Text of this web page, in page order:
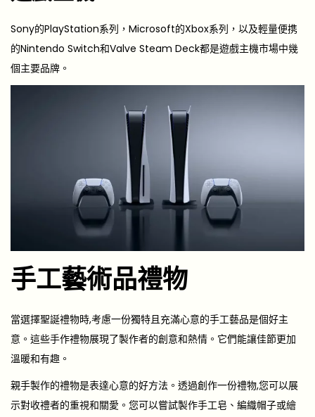
Sony的PlayStation系列，Microsoft的Xbox系列，以及輕量便携
的Nintendo Switch和Valve Steam Deck都是遊戲主機市場中幾
個主要品牌。
手工藝術品禮物
當選擇聖誕禮物時,考慮一份獨特且充滿心意的手工藝品是個好主
意。這些手作禮物展現了製作者的創意和熱情。它們能讓佳節更加
溫暖和有趣。
親手製作的禮物是表達心意的好方法。透過創作一份禮物,您可以展
示對收禮者的重視和關愛。您可以嘗試製作手工皂、編織帽子或繪